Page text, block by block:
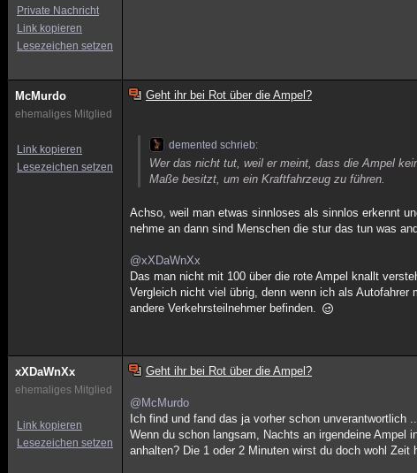
Private Nachricht
Link kopieren
Lesezeichen setzen
McMurdo
ehemaliges Mitglied
Link kopieren
Lesezeichen setzen
Geht ihr bei Rot über die Ampel?
demented schrieb:
Wer das nicht tut, weil er meint, dass die Ampel
Maße besitzt, um ein Kraftfahrzeug zu führen.
Achso, weil man etwas sinnloses als sinnlos erkennt
nehme an dann sind Menschen die stur das tun was
@xXDaWnXx
Das man nicht mit 100 über die rote Ampel knallt
Vergleich nicht viel übrig, denn wenn ich als
andere Verkehrsteilnehmer befinden.
xXDaWnXx
ehemaliges Mitglied
Link kopieren
Lesezeichen setzen
Geht ihr bei Rot über die Ampel?
@McMurdo
Ich find und fand das ja vorher schon unverantwortlich
Wenn du schon langsam, Nachts an irgendeine
anhalten? Die 1 oder 2 Minuten wirst du doch wohl Zeit